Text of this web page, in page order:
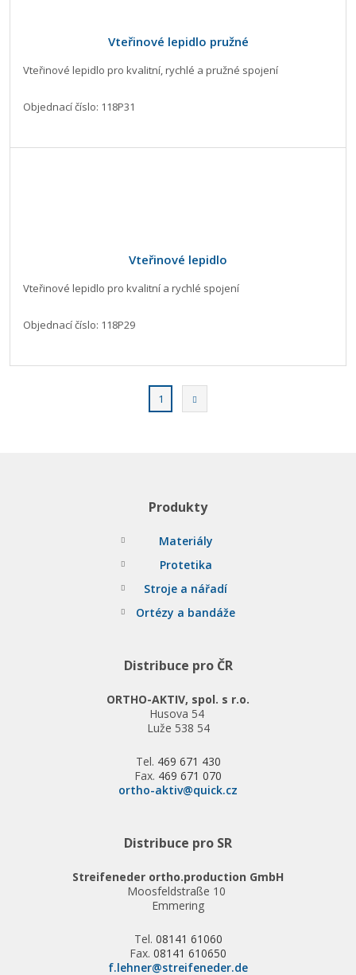
Vteřinové lepidlo pružné
Vteřinové lepidlo pro kvalitní, rychlé a pružné spojení
Objednací číslo: 118P31
Vteřinové lepidlo
Vteřinové lepidlo pro kvalitní a rychlé spojení
Objednací číslo: 118P29
1 Následující
Produkty
Materiály
Protetika
Stroje a nářadí
Ortézy a bandáže
Distribuce pro ČR
ORTHO-AKTIV, spol. s r.o.
Husova 54
Luže 538 54
Tel. 469 671 430
Fax. 469 671 070
ortho-aktiv@quick.cz
Distribuce pro SR
Streifeneder ortho.production GmbH
Moosfeldstraße 10
Emmering
Tel. 08141 61060
Fax. 08141 610650
f.lehner@streifeneder.de